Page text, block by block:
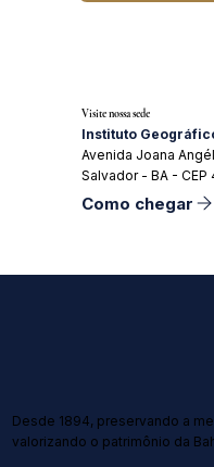
Visite nossa sede
Instituto
Avenida Joana
Salvador - BA - CEP
Como chegar
Desde 1894, preservando a
valorizando o patrimônio da